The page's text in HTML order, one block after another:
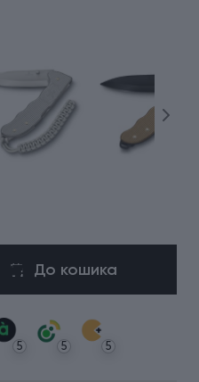
До кошика
5 5 5